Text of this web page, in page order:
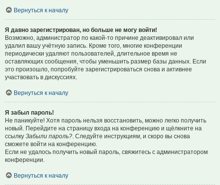
Вернуться к началу
Я давно зарегистрирован, но больше не могу войти!
Возможно, администратор по какой-то причине деактивировал или
удалил вашу учётную запись. Кроме того, многие конференции
периодически удаляют пользователей, длительное время не
оставляющих сообщения, чтобы уменьшить размер базы данных. Если
это произошло, попробуйте зарегистрироваться снова и активнее
участвовать в дискуссиях.
Вернуться к началу
Я забыл пароль!
Не паникуйте! Хотя пароль нельзя восстановить, можно легко получить
новый. Перейдите на страницу входа на конференцию и щёлкните на
ссылку Забыли пароль? . Следуйте инструкциям, и скоро вы снова
сможете войти на конференцию.
Если не удалось получить новый пароль, свяжитесь с администратором
конференции.
Вернуться к началу